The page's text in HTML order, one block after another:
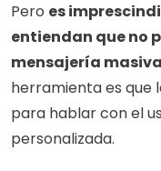
Pero es
entiendan que no
mensajería masiva
herramienta es que
para hablar con el
personalizada.